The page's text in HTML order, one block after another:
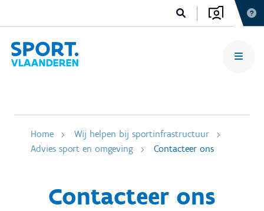
Home
Wij helpen bij sportinfrastructuur
Advies sport en omgeving
Contacteer ons
Contacteer ons